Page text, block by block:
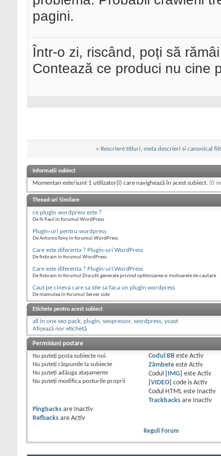
pagini.
Într-o zi, riscând, poți să
Contează ce produci nu cine
« Rescriere titluri, meta descrieri si canonical
Informații subiect
Momentan este/sunt 1 utilizator(i) care navighează în acest subiect. (0
Thread-uri Similare
ce plugin wordpress este ?
De N.Paul în forumul WordPress
Plugin-uri pentru wordpress
De AntonioTony în forumul WordPress
Care este diferenta ? Plugin-uri WordPress
De fixbrain în forumul WordPress
Care este diferenta ? Plugin-uri WordPress
De fixbrain în forumul Discutii generale privind optimizarea si motoarele de cautare
Caut pe cineva care sa stie sa faca un plugin wordpress
De mamulea în forumul Server side
Etichete pentru acest subiect
all in one seo pack, plugin, seopressor, wordpress, yoast
Afișează nor etichetă
Permisiuni postare
Nu puteţi posta subiecte noi.
Nu puteţi răspunde la subiecte
Nu puteţi adăuga ataşamente
Nu puteţi modifica posturile proprii
Codul BBeste Activ
Zâmbeteeste Activ
Codul
[IMG] este Activ
[VIDEO] code is Activ
Codul HTML este
Inactiv
Trackbacksare
Inactiv
Pingbacks are
Inactiv
Refbacks are Activ
Reguli Forum